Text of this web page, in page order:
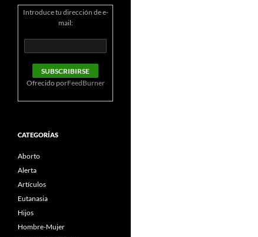
Introduce tu dirección de e-
mail:
Ofrecido porFeedBurner
CATEGORÍAS
Aborto
Alerta
Artículos
Eutanasia
Hijos
Hombre-Mujer